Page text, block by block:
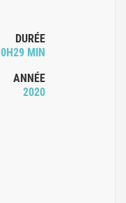
DURÉE
0H29 MIN
ANNÉE
2020